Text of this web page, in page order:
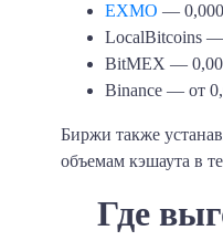
EXMO —
LocalBitcoins
BitMEX —
Binance — от
Биржи также
объемам кэшаута в
Где